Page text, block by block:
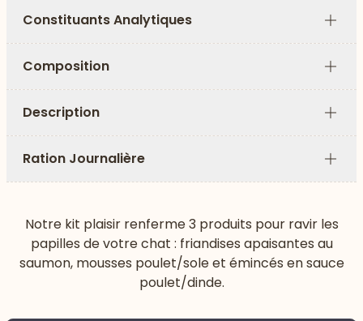
Constituants Analytiques
Plus
Composition
Plus
Description
Plus
Ration Journalière
Plus
Notre kit plaisir renferme 3 produits pour ravir les
papilles de votre chat : friandises apaisantes au
saumon, mousses poulet/sole et émincés en sauce
poulet/dinde.